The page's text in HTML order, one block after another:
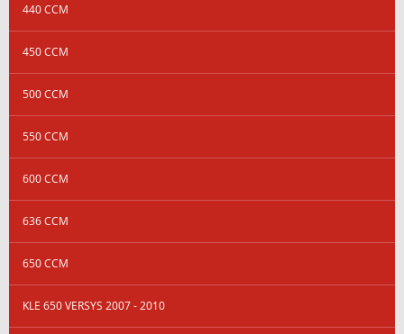
440 CCM
450 CCM
500 CCM
550 CCM
600 CCM
636 CCM
650 CCM
KLE 650 VERSYS 2007 - 2010